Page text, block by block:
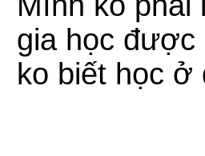
gia học được
ko biết học ở